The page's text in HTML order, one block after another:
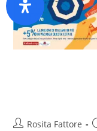
Rosita Fattore